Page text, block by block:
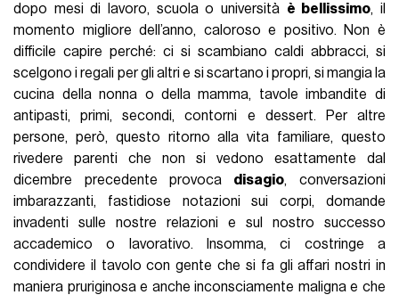
dopo mesi di lavoro, scuola o università è bellissimo, il
momento migliore dell’anno, caloroso e positivo. Non è
difficile capire perché: ci si scambiano caldi abbracci, si
scelgono i regali per gli altri e si scartano i propri, si mangia la
cucina della nonna o della mamma, tavole imbandite di
antipasti, primi, secondi, contorni e dessert. Per altre
persone, però, questo ritorno alla vita familiare, questo
rivedere parenti che non si vedono esattamente dal
dicembre precedente provoca disagio, conversazioni
imbarazzanti, fastidiose notazioni sui corpi, domande
invadenti sulle nostre relazioni e sul nostro successo
accademico o lavorativo. Insomma, ci costringe a
condividere il tavolo con gente che si fa gli affari nostri in
maniera pruriginosa e anche inconsciamente maligna e che